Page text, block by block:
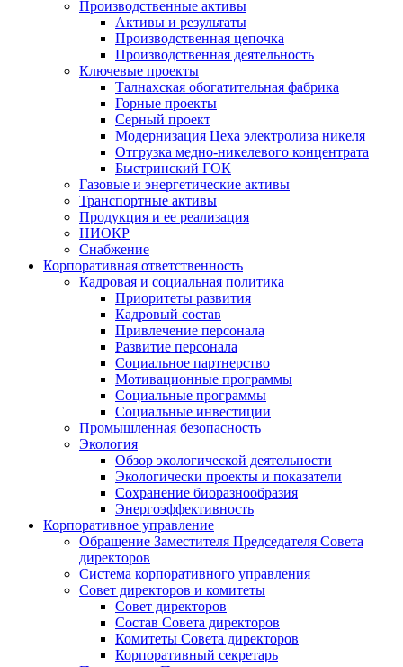
Производственные активы
Активы и результаты
Производственная цепочка
Производственная деятельность
Ключевые проекты
Талнахская обогатительная фабрика
Горные проекты
Серный проект
Модернизация Цеха электролиза никеля
Отгрузка медно-никелевого концентрата
Быстринский ГОК
Газовые и энергетические активы
Транспортные активы
Продукция и ее реализация
НИОКР
Снабжение
Корпоративная ответственность
Кадровая и социальная политика
Приоритеты развития
Кадровый состав
Привлечение персонала
Развитие персонала
Социальное партнерство
Мотивационные программы
Социальные программы
Социальные инвестиции
Промышленная безопасность
Экология
Обзор экологической деятельности
Экологически проекты и показатели
Сохранение биоразнообразия
Энергоэффективность
Корпоративное управление
Обращение Заместителя Председателя Совета
директоров
Система корпоративного управления
Совет директоров и комитеты
Совет директоров
Состав Совета директоров
Комитеты Совета директоров
Корпоративный секретарь